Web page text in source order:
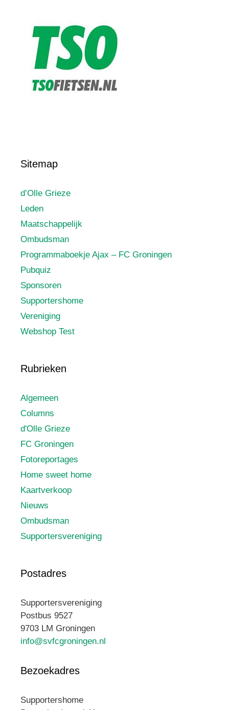
Sitemap
d’Olle Grieze
Leden
Maatschappelijk
Ombudsman
Programmaboekje Ajax – FC Groningen
Pubquiz
Sponsoren
Supportershome
Vereniging
Webshop Test
Rubrieken
Algemeen
Columns
d'Olle Grieze
FC Groningen
Fotoreportages
Home sweet home
Kaartverkoop
Nieuws
Ombudsman
Supportersvereniging
Postadres
Supportersvereniging
Postbus 9527
9703 LM Groningen
info@svfcgroningen.nl
Bezoekadres
Supportershome